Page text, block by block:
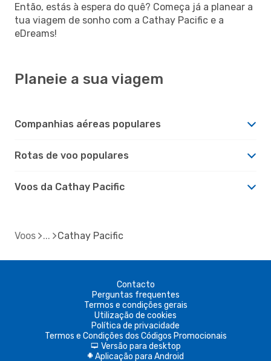
Então, estás à espera do quê? Começa já a planear a
tua viagem de sonho com a Cathay Pacific e a
eDreams!
Planeie a sua viagem
Companhias aéreas populares
Rotas de voo populares
Voos da Cathay Pacific
Voos Cathay Pacific
Contacto
Perguntas frequentes
Termos e condições gerais
Utilização de cookies
Política de privacidade
Termos e Condições dos Códigos Promocionais
d Versão para desktop
A Aplicação para Android